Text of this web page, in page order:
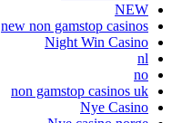
NEW
new non gamstop casinos
Night Win Casino
nl
no
non gamstop casinos uk
Nye Casino